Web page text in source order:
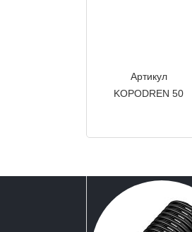
Артикул
KOPODREN 50